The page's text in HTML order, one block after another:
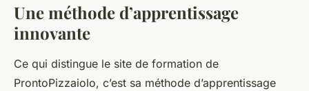
Une méthode d’apprentissage
innovante
Ce qui distingue le site de formation de
ProntoPizzaiolo, c’est sa méthode d’apprentissage